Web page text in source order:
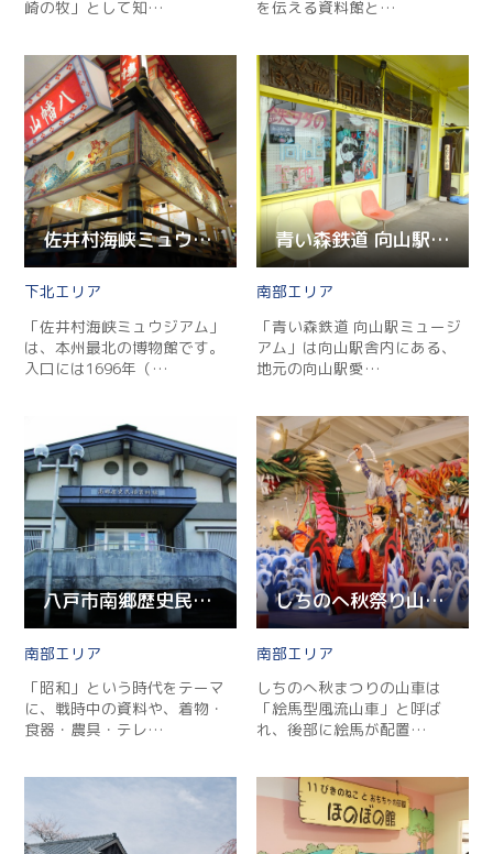
崎の牧」として知…
を伝える資料館と…
佐井村海峡ミュウジアム
下北
「佐井村海峡ミュウジアム」
は、本州最北の博物館です。
入口には1696年（…
青い森鉄道 向山駅ミュージアム
南部
「青い森鉄道 向山駅ミュージ
アム」は向山駅舎内にある、
地元の向山駅愛…
八戸市南郷歴史民俗資料館
南部
「昭和」という時代をテーマ
に、戦時中の資料や、着物・
食器・農具・テレ…
しちのへ秋祭り山車展示館
南部
しちのへ秋まつりの山車は
「絵馬型風流山車」と呼ば
れ、後部に絵馬が配置…
Twitter
Facebook
Copy URL